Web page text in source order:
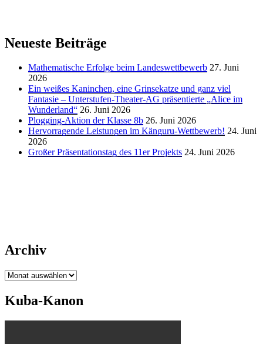
Neueste Beiträge
Mathematische Erfolge beim Landeswettbewerb 27. Juni
2026
Ein weißes Kaninchen, eine Grinsekatze und ganz viel
Fantasie – Unterstufen-Theater-AG präsentierte „Alice im
Wunderland“ 26. Juni 2026
Plogging-Aktion der Klasse 8b 26. Juni 2026
Hervorragende Leistungen im Känguru-Wettbewerb! 24. Juni
2026
Großer Präsentationstag des 11er Projekts 24. Juni 2026
Archiv
Archiv
Kuba-Kanon